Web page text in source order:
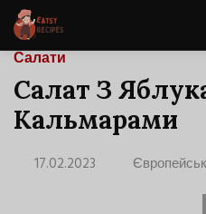
Салати
Салат З
Кальмарами
17.02.2023